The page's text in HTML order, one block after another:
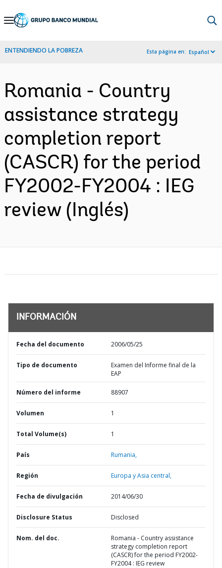
Skip
Navigation
ENTENDIENDO LA POBREZA Esta página en: Español
Romania - Country
assistance strategy
completion report
(CASCR) for the period
FY2002-FY2004 : IEG
review (Inglés)
INFORMACIÓN
Fecha del documento 2006/05/25
Tipo de documento
Examen del Informe final de la
EAP
Número del informe 88907
Volumen 1
Total Volume(s) 1
País Rumania,
Región Europa y Asia central,
Fecha de divulgación 2014/06/30
Disclosure Status Disclosed
Nom. del doc.
Romania - Country assistance
strategy completion report
(CASCR) for the period FY2002-
FY2004 : IEG review